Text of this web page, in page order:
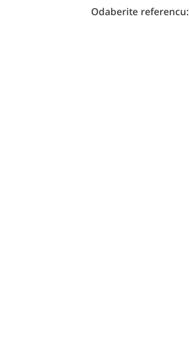
Odaberite referencu: